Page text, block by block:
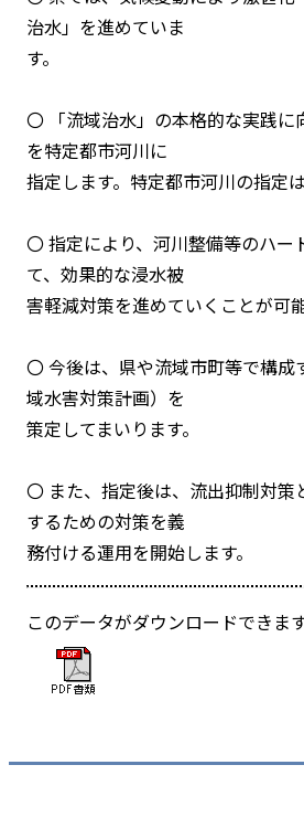
治水」を進めていま
す。
〇 「流域治水」の本格的な実践
を特定都市河川に
指定します。特定都市河川の指定
〇 指定により、河川整備等のハ
て、効果的な浸水被
害軽減対策を進めていくことが可
〇 今後は、県や流域市町等で構
域水害対策計画）を
策定してまいります。
〇 また、指定後は、流出抑制対
するための対策を義
務付ける運用を開始します。
このデータがダウンロードできます